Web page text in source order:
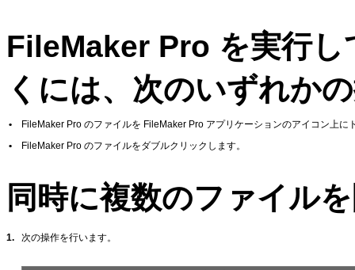
FileMaker Pro を実行
くには、次のいずれか
•
FileMaker Pro のファイルを FileMaker Pro アプリケーションのアイコン上に
•
FileMaker Pro のファイルをダブルクリックします。
同時に複数のファイル
1. 次の操作を行います。